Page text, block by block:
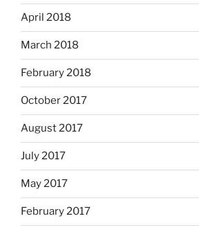
April 2018
March 2018
February 2018
October 2017
August 2017
July 2017
May 2017
February 2017